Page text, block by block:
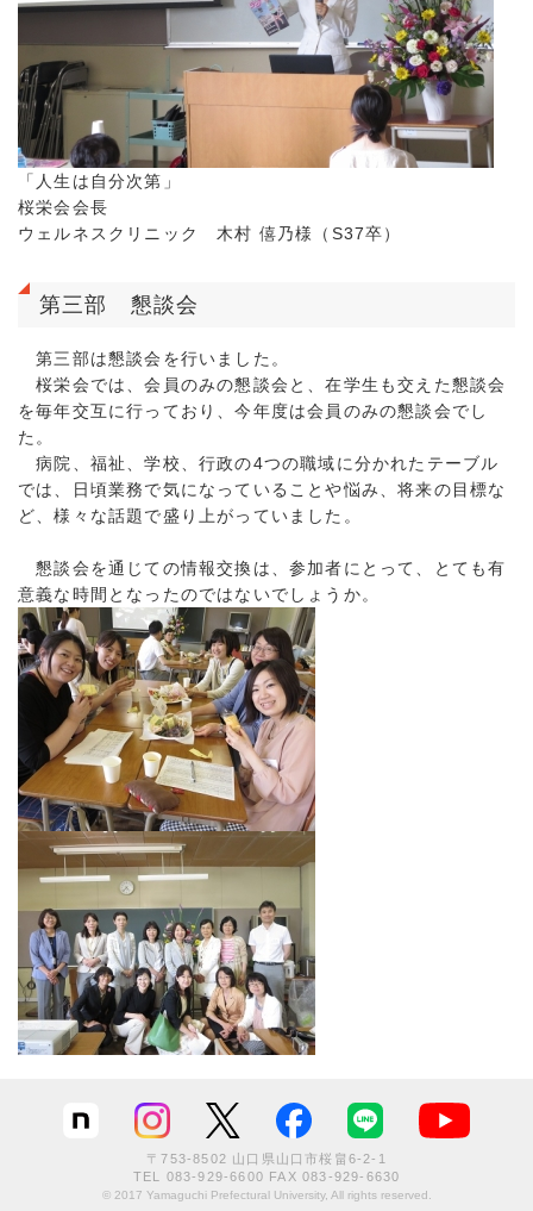
「人生は自分次第」
桜栄会会長
ウェルネスクリニック 木村 僖乃様（S37卒）
第三部 懇談会
第三部は懇談会を行いました。
桜栄会では、会員のみの懇談会と、在学生も交えた懇談会
を毎年交互に行っており、今年度は会員のみの懇談会でし
た。
病院、福祉、学校、行政の4つの職域に分かれたテーブル
では、日頃業務で気になっていることや悩み、将来の目標な
ど、様々な話題で盛り上がっていました。
懇談会を通じての情報交換は、参加者にとって、とても有
意義な時間となったのではないでしょうか。
〒753-8502 山口県山口市桜畠6-2-1
TEL 083-929-6600 FAX 083-929-6630
© 2017 Yamaguchi Prefectural University, All rights reserved.